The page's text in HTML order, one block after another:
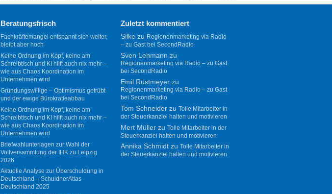
Beratungsfrisch
Fachkräftemangel entspannt sich weiter,
bleibt aber hoch
Keine Ordnung im Kopf, keine am
Schreibtisch und KI hilft auch nix mehr –
wie aus Chaos Koordination im
Unternehmen wird
Gründungswillige – Optimismus getrübt
und der ewige Bürokratieabbau
Keine Ordnung im Kopf, keine am
Schreibtisch und KI hilft auch nix mehr –
wie aus Chaos Koordination im
Unternehmen wird
Briefwahlunterlagen zur Wahl der
Vollversammlung der IHK zu Leipzig
2026
Aktuelle Analyse zur Überschuldung in
Deutschland – SchuldnerAtlas
Deutschland 2025
Zuletzt kommentiert
Silkezu Regionenmarketing via Radio
– zu Gast bei SecondRadio
Sven Lehmann zu
Regionenmarketing via Radio – zu Gast
bei SecondRadio
Emil Rüstmeyerzu
Regionenmarketing via Radio – zu Gast
bei SecondRadio
Tom Schneiderzu Tolle Mitarbeiter in
der Steuerkanzlei halten und motivieren
Mert Müllerzu Tolle Mitarbeiter in der
Steuerkanzlei halten und motivieren
Annika Schmidtzu Tolle Mitarbeiter in
der Steuerkanzlei halten und motivieren